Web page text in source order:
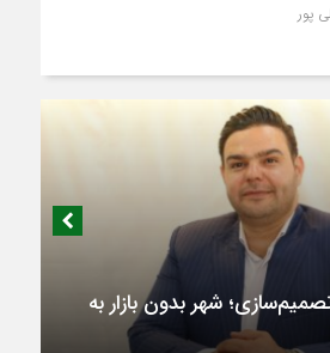
پور
شهر بدون بازار به